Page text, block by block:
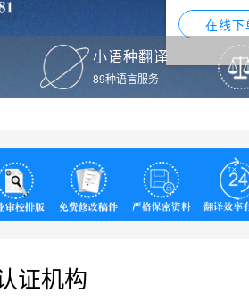
在线下
小语种翻译
89种语言服务
证机构